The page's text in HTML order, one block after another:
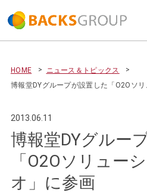
HOME
ニュース＆トピックス
博報堂DYグループが設置した「O2Oソ
2013.06.11
博報堂DYグルー
「O2Oソリュー
オ」に参画